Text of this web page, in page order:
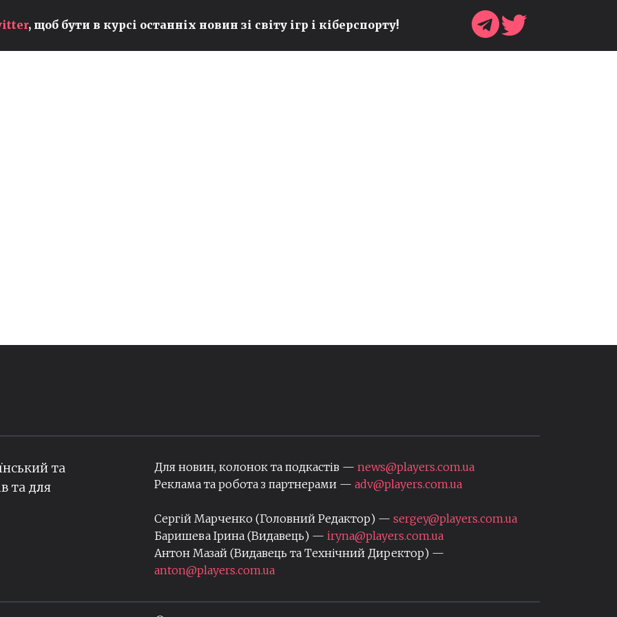
, щоб бути в курсі останніх новин зі світу ігр і кіберспорту!
ВИТІК З EA FC 27: У ГРУ
ПОВЕРНУТЬ СКАНУВАННЯ
КІБЕРСПОРТ ТА КАЛОРІЇ:
ВЧЕНІ З'ЯСУВАЛИ, СКІЛЬКИ
та
та для
Для новин, колонок та подкастів — news@players.com.ua
Реклама та робота з партнерами — adv@players.com.ua
Сергій Марченко (Головний Редактор) — sergey@players.com.ua
Баришева Ірина (Видавець) — iryna@players.com.ua
Антон Мазай (Видавець та Технічний Директор) —
anton@players.com.ua